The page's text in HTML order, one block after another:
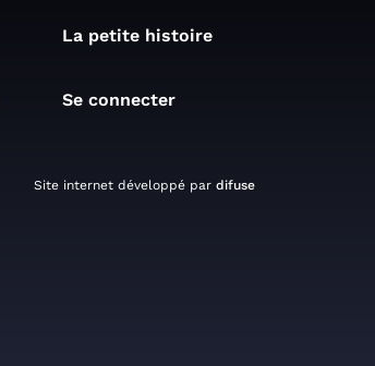
La petite histoire
Se connecter
Site internet développé par difuse